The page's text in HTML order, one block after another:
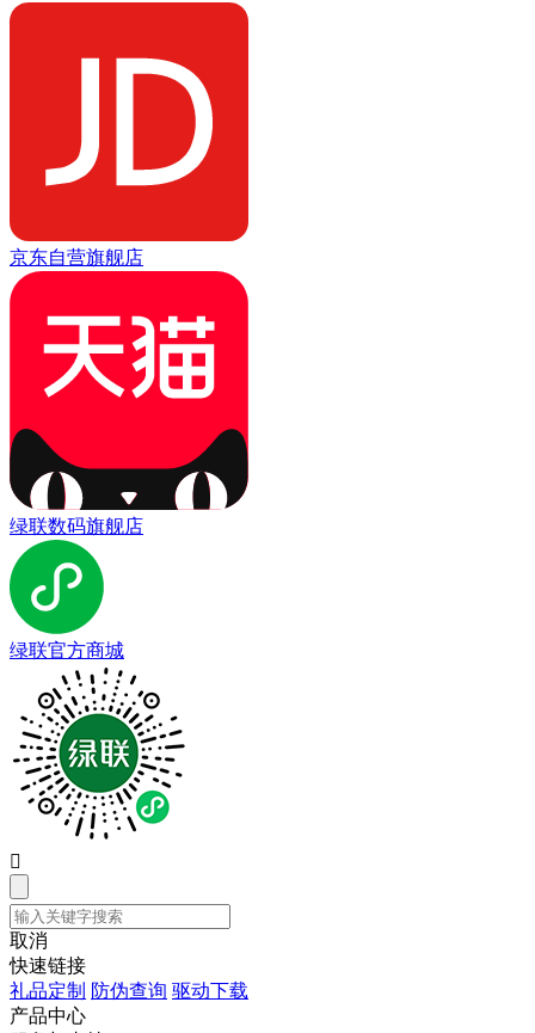
京东自营旗舰店
绿联数码旗舰店
绿联官方商城

取消
快速链接
礼品定制 防伪查询 驱动下载
产品中心